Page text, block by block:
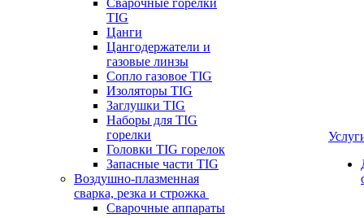
Сварочные горелки
TIG
Цанги
Цангодержатели и
газовые линзы
Сопло газовое TIG
Изоляторы TIG
Заглушки TIG
Наборы для TIG
горелки
Головки TIG горелок
Запасные части TIG
Воздушно-плазменная
сварка, резка и строжка
Сварочные аппараты